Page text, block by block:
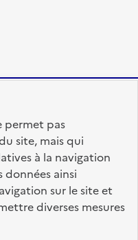
permet pas
site, mais qui
à la navigation
données ainsi
sur le site et
diverses mesures